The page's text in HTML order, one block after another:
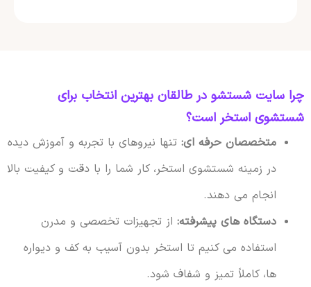
چرا سایت شستشو در طالقان بهترین انتخاب برای
شستشوی استخر است؟
متخصصان حرفه ای:تنها نیروهای با تجربه و آموزش دیده
در زمینه شستشوی استخر، کار شما را با دقت و کیفیت بالا
انجام می دهند.
دستگاه های پیشرفته:از تجهیزات تخصصی و مدرن
استفاده می کنیم تا استخر بدون آسیب به کف و دیواره
ها، کاملاً تمیز و شفاف شود.